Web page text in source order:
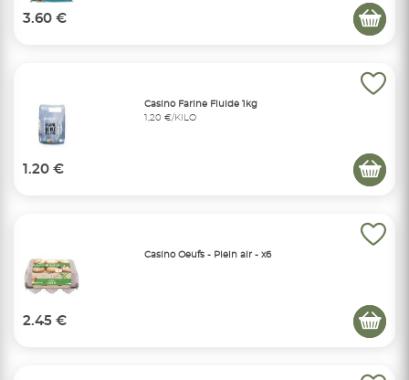
3.60 €
Casino Farine Fluide 1kg
1,20 €/KILO
1.20 €
Casino Oeufs - Plein air - x6
2.45 €